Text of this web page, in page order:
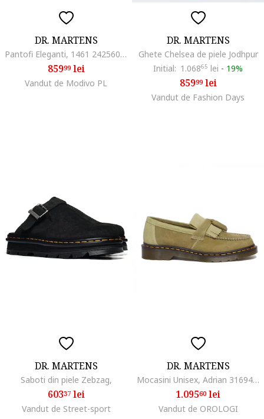
DR. MARTENS
Pantofi Eleganti, 1461 24256001, Negru
85999lei
Vandut de Modivo PL
DR. MARTENS
Ghete Chelsea de piele Jodhpur
Initial: 1.06865 lei - 19%
85999lei
Vandut de Fashion Days
DR. MARTENS
Saboti din piele Zebzag,
60337lei
Vandut de Street-sport
DR. MARTENS
Mocasini Unisex, Adrian 31694357
1.09560lei
Vandut de OROLOGI